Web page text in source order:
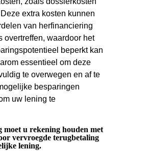
extra kosten kunnen
van herfinanciering
overtreffen, waardoor het
beperkt kan
essentieel om deze
te overwegen en af te
besparingen
uw lening te
u rekening houden met
vervroegde terugbetaling
lening.